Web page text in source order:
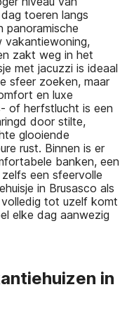
toeren langs
panoramische
vakantiewoning,
zakt weg in het
met jacuzzi is ideaal
sfeer zoeken, maar
en luxe
of herfstlucht is een
door stilte,
glooiende
rust. Binnen is er
banken, een
een sfeervolle
in Brusasco als
tot uzelf komt
elke dag aanwezig
in